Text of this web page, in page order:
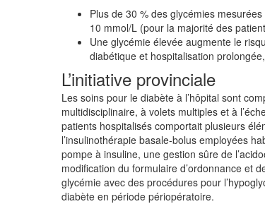
Plus de 30 % des glycémies
10 mmol/L (pour la majorité des
Une glycémie élevée augmente le
diabétique et hospitalisation
L’initiative provinciale
Les soins pour le diabète à l’hôpital sont
multidisciplinaire, à volets multiples et à
patients hospitalisés comportait plusieurs
l’insulinothérapie basale-bolus employées
pompe à insuline, une gestion sûre de
modification du formulaire d’ordonnance et
glycémie avec des procédures pour
diabète en période périopératoire.